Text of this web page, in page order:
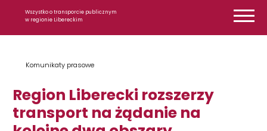
Wszystko o transporcie publicznym
w regionie Libereckim
Komunikaty prasowe
Region Liberecki rozszerzy
transport na żądanie na